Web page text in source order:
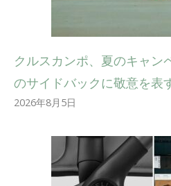
クルスカンポ、夏のキャン
のサイドバックに敬意を表
2026年8月5日